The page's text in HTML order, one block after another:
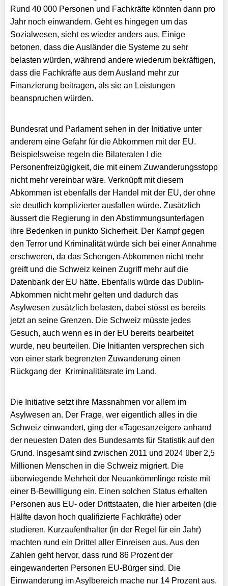
Rund 40 000 Personen und Fachkräfte könnten dann pro
Jahr noch einwandern. Geht es hingegen um das
Sozialwesen, sieht es wieder anders aus. Einige
betonen, dass die Ausländer die Systeme zu sehr
belasten würden, während andere wiederum bekräftigen,
dass die Fachkräfte aus dem Ausland mehr zur
Finanzierung beitragen, als sie an Leistungen
beanspruchen würden.
Bundesrat und Parlament sehen in der Initiative unter
anderem eine Gefahr für die Abkommen mit der EU.
Beispielsweise regeln die Bilateralen I die
Personenfreizügigkeit, die mit einem Zuwanderungsstopp
nicht mehr vereinbar wäre. Verknüpft mit diesem
Abkommen ist ebenfalls der Handel mit der EU, der ohne
sie deutlich komplizierter ausfallen würde. Zusätzlich
äussert die Regierung in den Abstimmungsunterlagen
ihre Bedenken in punkto Sicherheit. Der Kampf gegen
den Terror und Kriminalität würde sich bei einer Annahme
erschweren, da das Schengen-Abkommen nicht mehr
greift und die Schweiz keinen Zugriff mehr auf die
Datenbank der EU hätte. Ebenfalls würde das Dublin-
Abkommen nicht mehr gelten und dadurch das
Asylwesen zusätzlich belasten, dabei stösst es bereits
jetzt an seine Grenzen. Die Schweiz müsste jedes
Gesuch, auch wenn es in der EU bereits bearbeitet
wurde, neu beurteilen. Die Initianten versprechen sich
von einer stark begrenzten Zuwanderung einen
Rückgang der Kriminalitätsrate im Land.
Die Initiative setzt ihre Massnahmen vor allem im
Asylwesen an. Der Frage, wer eigentlich alles in die
Schweiz einwandert, ging der «Tagesanzeiger» anhand
der neuesten Daten des Bundesamts für Statistik auf den
Grund. Insgesamt sind zwischen 2011 und 2024 über 2,5
Millionen Menschen in die Schweiz migriert. Die
überwiegende Mehrheit der Neuankömmlinge reiste mit
einer B-Bewilligung ein. Einen solchen Status erhalten
Personen aus EU- oder Drittstaaten, die hier arbeiten (die
Hälfte davon hoch qualifizierte Fachkräfte) oder
studieren. Kurzaufenthalter (in der Regel für ein Jahr)
machten rund ein Drittel aller Einreisen aus. Aus den
Zahlen geht hervor, dass rund 86 Prozent der
eingewanderten Personen EU-Bürger sind. Die
Einwanderung im Asylbereich mache nur 14 Prozent aus.